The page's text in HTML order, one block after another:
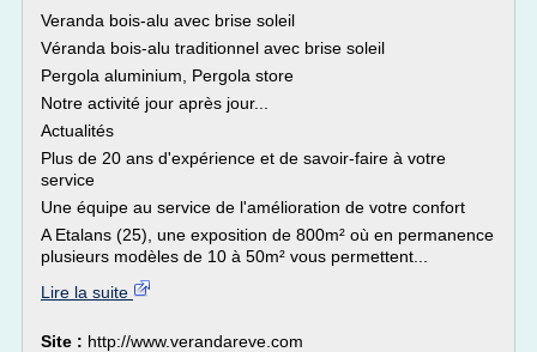
Veranda bois-alu avec brise soleil
Véranda bois-alu traditionnel avec brise soleil
Pergola aluminium, Pergola store
Notre activité jour après jour...
Actualités
Plus de 20 ans d'expérience et de savoir-faire à votre
service
Une équipe au service de l'amélioration de votre confort
A Etalans (25), une exposition de 800m² où en permanence
plusieurs modèles de 10 à 50m² vous permettent...
Lire la suite
Site : http://www.verandareve.com